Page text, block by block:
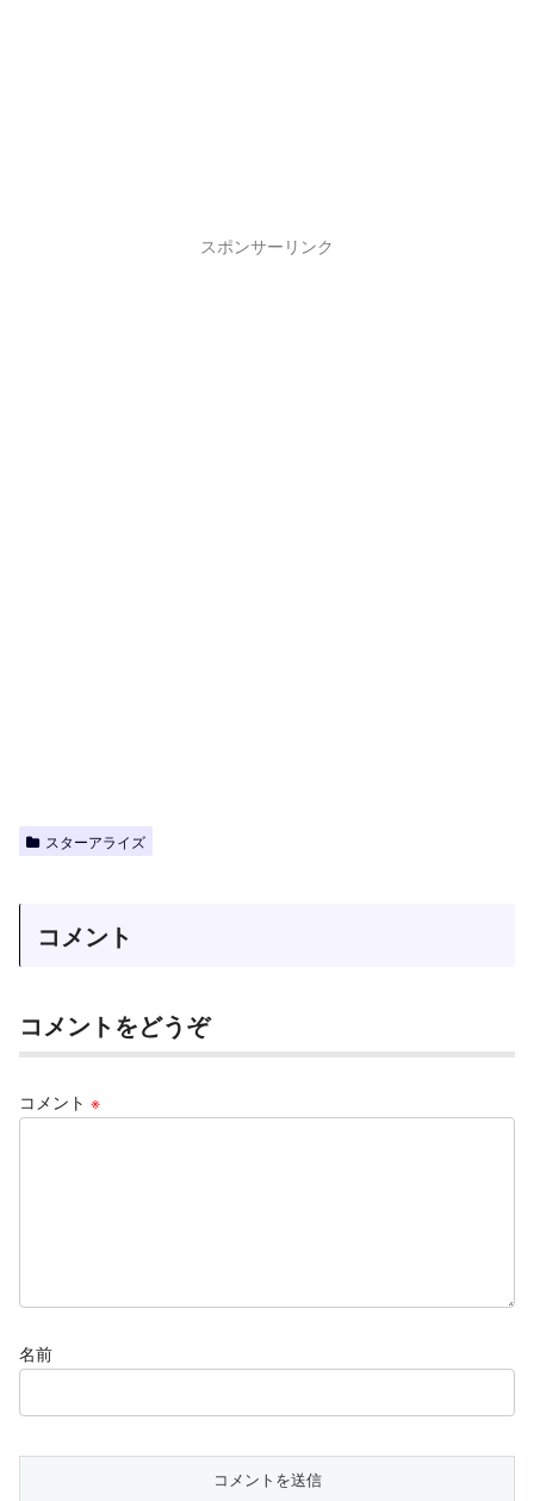
スポンサーリンク
スターアライズ
コメント
コメントをどうぞ
コメント ※
名前